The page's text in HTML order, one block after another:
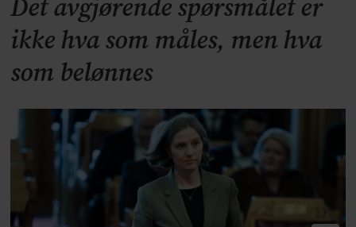
Det avgjørende spørsmålet er
ikke hva som måles, men hva
som belønnes